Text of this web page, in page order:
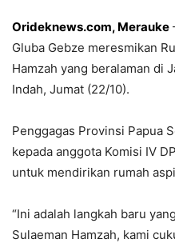
Orideknews.com, Merauke
Gluba Gebze meresmikan
Hamzah yang beralaman di
Indah, Jumat (22/10).
Penggagas Provinsi Papua
kepada anggota Komisi IV
untuk mendirikan rumah
“Ini adalah langkah baru
Sulaeman Hamzah, kami